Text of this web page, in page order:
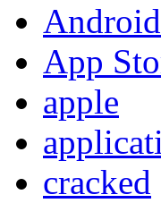
Android
App
apple
cracked